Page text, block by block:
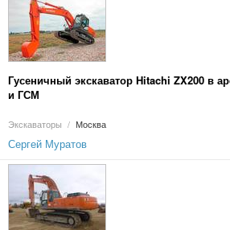
Гусеничный экскаватор Hitachi ZX200 в
и ГСМ
Экскаваторы / Москва
Сергей Муратов